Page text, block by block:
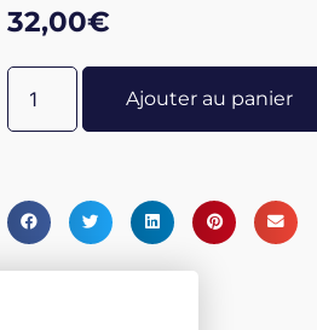
culture underground, le glamour et
ce voyage hors du commun…
32,00€
Ajouter au panier